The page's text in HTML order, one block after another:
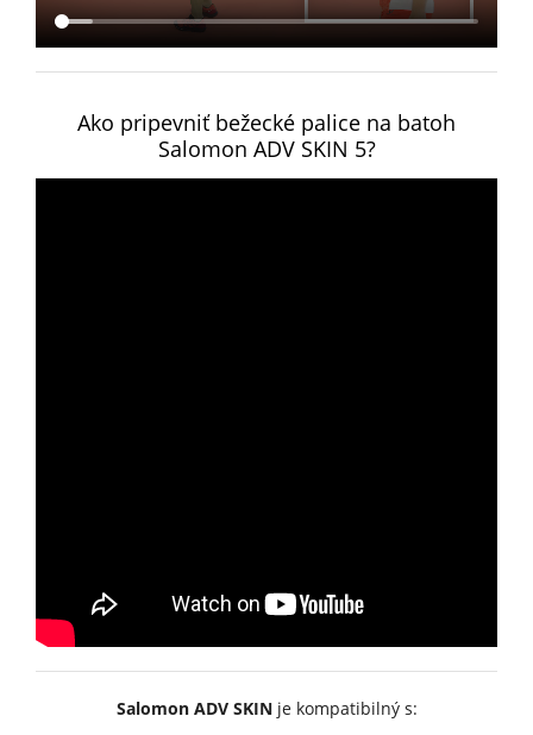
Ako pripevniť bežecké palice na batoh
Salomon ADV SKIN 5?
Salomon ADV SKINje kompatibilný s: